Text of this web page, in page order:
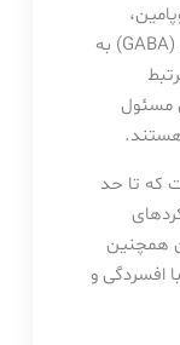
نوراپی نفرین و گاما آمینوبوتیریک اسید (GABA) به
مسئول
که تا حد
همچنین
افسردگی و